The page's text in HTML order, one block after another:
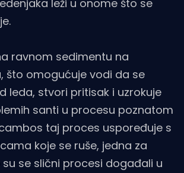
leži u onome što se
ravnom sedimentu na
što omogućuje vodi da se
leda, stvori pritisak i uzrokuje
santi u procesu poznatom
taj proces uspoređuje s
koje se ruše, jedna za
su se slični procesi događali u